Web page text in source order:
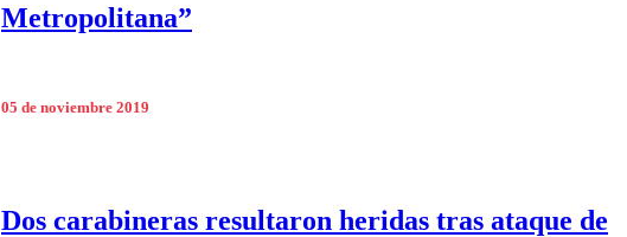
Metropolitana”
05 de noviembre 2019
Dos carabineras resultaron heridas tras ataque de